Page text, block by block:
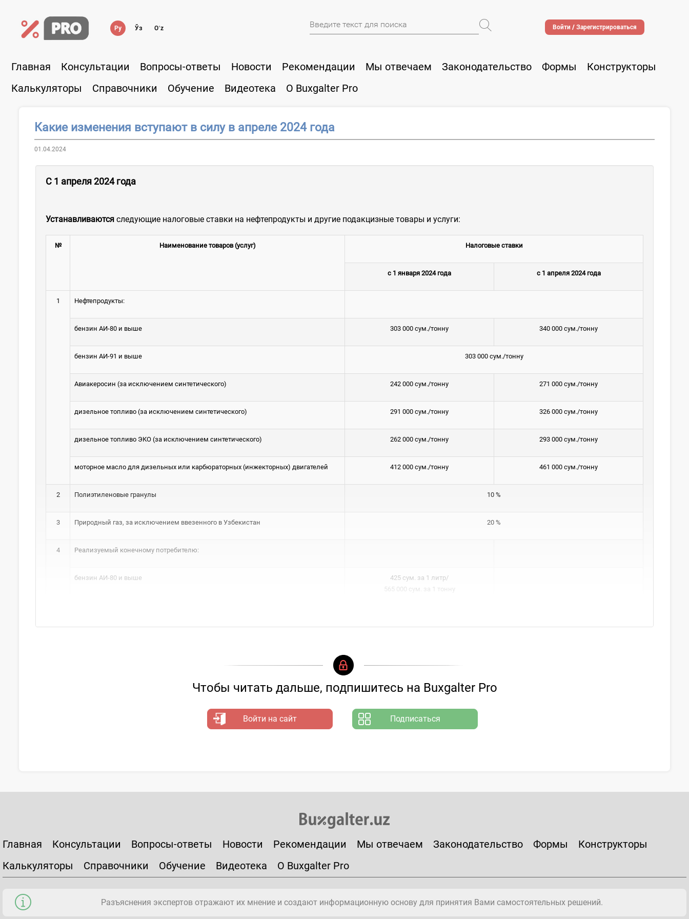
Ру Ўз Oʻz Войти / Зарегистрироваться
Главная Консультации Вопросы-ответы Новости Рекомендации Мы отвечаем Законодательство Формы
Конструкторы
Калькуляторы
Справочники Обучение Видеотека О Buxgalter Pro
Какие изменения вступают в силу в апреле 2024 года
01.04.2024
С 1 апреля 2024 года
Устанавливаются следующие налоговые ставки на нефтепродукты и другие подакцизные товары и услуги:
№ Наименование товаров (услуг) Налоговые ставки
с 1 января 2024 года с 1 апреля2024 года
1 Нефтепродукты:
бензин АИ-80 и выше 303 000 сум./тонну 340 000 сум./тонну
бензин АИ-91 и выше 303 000 сум./тонну
Авиакеросин (за исключением синтетического) 242 000 сум./тонну 271 000 сум./тонну
дизельное топливо (за исключением синтетического) 291 000 сум./тонну 326 000 сум./тонну
дизельное топливо ЭКО (за исключением синтетического) 262 000 сум./тонну 293 000 сум./тонну
моторное масло для дизельных или карбюраторных (инжекторных) двигателей 412 000 сум./тонну 461 000 сум./тонну
2 Полиэтиленовые гранулы 10 %
3 Природный газ, за исключением ввезенного в Узбекистан 20 %
4 Реализуемый конечному потребителю:
бензин АИ-80 и выше
425 сум. за 1 литр/
565 000 сум. за 1 тонну
Чтобы читать дальше, подпишитесь на Buxgalter Pro
Войти на сайт Подписаться
Главная Консультации Вопросы-ответы Новости Рекомендации Мы отвечаем Законодательство Формы
Конструкторы
Калькуляторы
Справочники Обучение Видеотека О Buxgalter Pro
Разъяснения экспертов отражают их мнение и создают информационную основу для принятия Вами самостоятельных решений.